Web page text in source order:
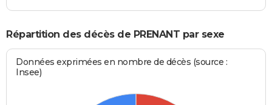
Répartition des décès de PRENANT par sexe
Données exprimées en nombre de décès (source :
Insee)